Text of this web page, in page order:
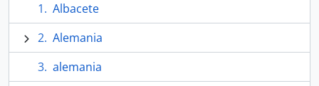
Albacete
Alemania
alemania